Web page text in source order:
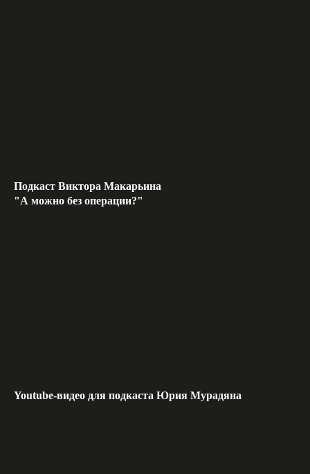
Подкаст Виктора Макарьина
"А можно без операции?"
Youtube-видео для подкаста Юрия Мурадяна